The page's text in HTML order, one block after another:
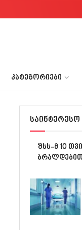
ᲙᲐᲢᲔᲒᲝᲠᲘᲔᲑᲘ
საინტერესო
შსს-მ 10
ბრალდებით